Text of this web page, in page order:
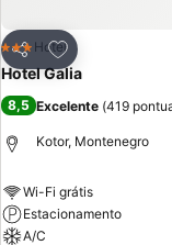
Partilhar
Adicionar aos
3 Estrelas
Hotel
Hotel Galia
8,5 Excelente (419
Kotor, Montenegro
Wi-Fi grátis
Estacionamento
A/C